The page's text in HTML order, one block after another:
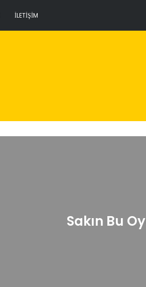
İLETIŞIM
Sakın Bu